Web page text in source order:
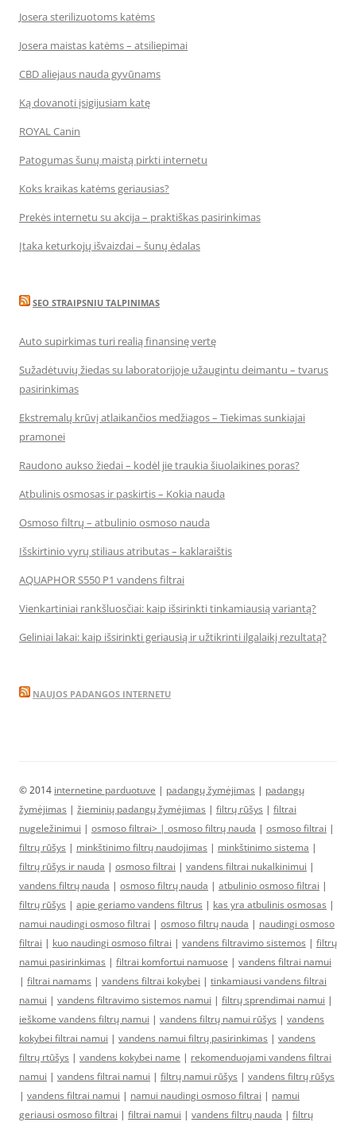
Josera sterilizuotoms katėms
Josera maistas katėms – atsiliepimai
CBD aliejaus nauda gyvūnams
Ką dovanoti įsigijusiam katę
ROYAL Canin
Patogumas šunų maistą pirkti internetu
Koks kraikas katėms geriausias?
Prekės internetu su akcija – praktiškas pasirinkimas
Įtaka keturkojų išvaizdai – šunų ėdalas
SEO STRAIPSNIU TALPINIMAS
Auto supirkimas turi realią finansinę vertę
Sužadėtuvių žiedas su laboratorijoje užaugintu deimantu – tvarus
pasirinkimas
Ekstremalų krūvį atlaikančios medžiagos – Tiekimas sunkiajai
pramonei
Raudono aukso žiedai – kodėl jie traukia šiuolaikines poras?
Atbulinis osmosas ir paskirtis – Kokia nauda
Osmoso filtrų – atbulinio osmoso nauda
Išskirtinio vyrų stiliaus atributas – kaklaraištis
AQUAPHOR S550 P1 vandens filtrai
Vienkartiniai rankšluosčiai: kaip išsirinkti tinkamiausią variantą?
Geliniai lakai: kaip išsirinkti geriausią ir užtikrinti ilgalaikį rezultatą?
NAUJOS PADANGOS INTERNETU
© 2014 internetine parduotuve | padangų žymėjimas | padangų
žymėjimas | žieminių padangų žymėjimas | filtrų rūšys | filtrai
nugeležinimui | osmoso filtrai> | osmoso filtrų nauda | osmoso filtrai |
filtrų rūšys | minkštinimo filtrų naudojimas | minkštinimo sistema |
filtrų rūšys ir nauda | osmoso filtrai | vandens filtrai nukalkinimui |
vandens filtrų nauda | osmoso filtrų nauda | atbulinio osmoso filtrai |
filtrų rūšys | apie geriamo vandens filtrus | kas yra atbulinis osmosas |
namui naudingi osmoso filtrai | osmoso filtrų nauda | naudingi osmoso
filtrai | kuo naudingi osmoso filtrai | vandens filtravimo sistemos | filtrų
namui pasirinkimas | filtrai komfortui namuose | vandens filtrai namui
| filtrai namams | vandens filtrai kokybei | tinkamiausi vandens filtrai
namui | vandens filtravimo sistemos namui | filtrų sprendimai namui |
ieškome vandens filtrų namui | vandens filtrų namui rūšys | vandens
kokybei filtrai namui | vandens namui filtrų pasirinkimas | vandens
filtrų rtūšys | vandens kokybei name | rekomenduojami vandens filtrai
namui | vandens filtrai namui | filtrų namui rūšys | vandens filtrų rūšys
| vandens filtrai namui | namui naudingi osmoso filtrai | namui
geriausi osmoso filtrai | filtrai namui | vandens filtrų nauda | filtrų